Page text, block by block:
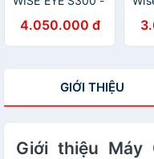
4.050.000 đ
GIỚI THIỆU
Giới thiệu Máy